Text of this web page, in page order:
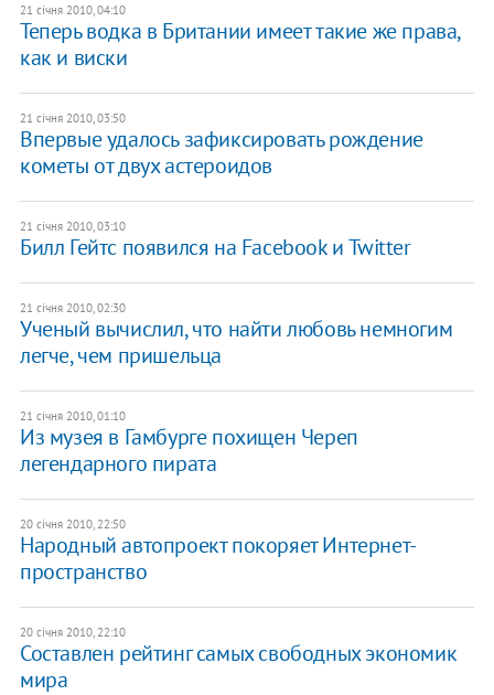
21 січня 2010, 04:10
Теперь водка в Британии имеет такие же права,
как и виски
21 січня 2010, 03:50
Впервые удалось зафиксировать рождение
кометы от двух астероидов
21 січня 2010, 03:10
Билл Гейтс появился на Facebook и Twitter
21 січня 2010, 02:30
Ученый вычислил, что найти любовь немногим
легче, чем пришельца
21 січня 2010, 01:10
Из музея в Гамбурге похищен Череп
легендарного пирата
20 січня 2010, 22:50
Народный автопроект покоряет Интернет-
пространство
20 січня 2010, 22:10
Составлен рейтинг самых свободных экономик
мира